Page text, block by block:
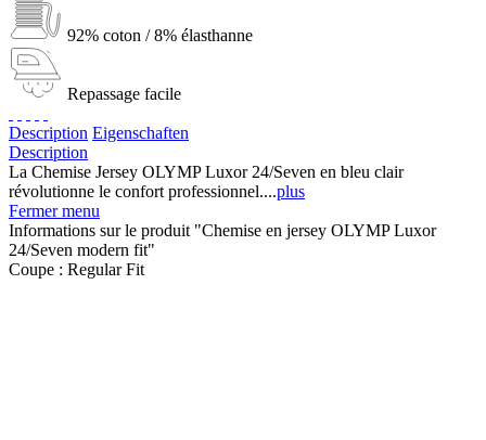
92% coton / 8% élasthanne
Repassage facile
Description Eigenschaften
Description
La Chemise Jersey OLYMP Luxor 24/Seven en bleu clair
révolutionne le confort professionnel....plus
Fermer menu
Informations sur le produit "Chemise en jersey OLYMP Luxor
24/Seven modern fit"
Coupe : Regular Fit